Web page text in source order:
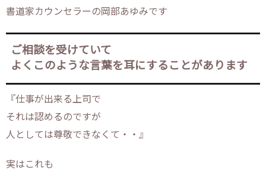
書道家カウンセラーの岡部あゆみです
ご相談を受けていて
よくこのような言葉を耳にすることがあります
『仕事が出来る上司で
それは認めるのですが
人としては尊敬できなくて・・』
実はこれも